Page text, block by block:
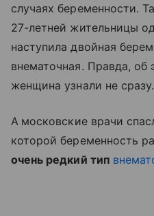
случаях беременности.
27-летней жительницы
наступила двойная
внематочная. Правда, об
женщина узнали не сразу.
А московские врачи
которой беременность
очень редкий тип